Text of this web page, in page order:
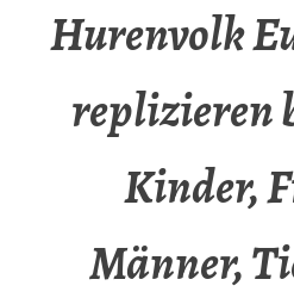
Hurenvolk
replizieren
Kinder,
Männer,